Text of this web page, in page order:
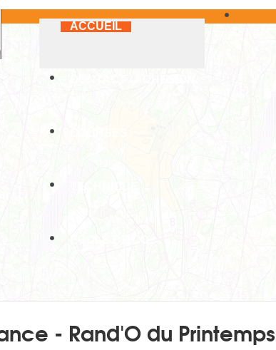
ACCUEIL
- Rand'O du Printemps